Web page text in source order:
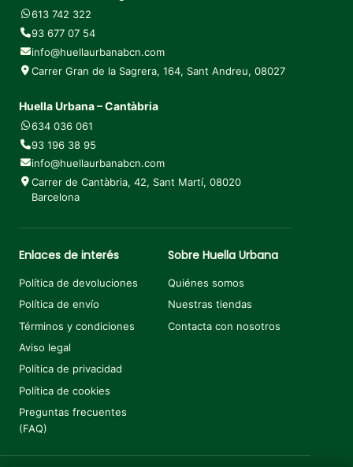
613 742 322
93 677 07 54
info@huellaurbanabcn.com
Carrer Gran de la Sagrera, 164, Sant Andreu, 08027
Huella Urbana – Cantàbria
634 036 061
93 196 38 95
info@huellaurbanabcn.com
Carrer de Cantàbria, 42, Sant Martí, 08020
Barcelona
Enlaces de interés
Política de devoluciones
Política de envío
Términos y condiciones
Aviso legal
Política de privacidad
Política de cookies
Preguntas frecuentes
(FAQ)
Sobre Huella Urbana
Quiénes somos
Nuestras tiendas
Contacta con nosotros